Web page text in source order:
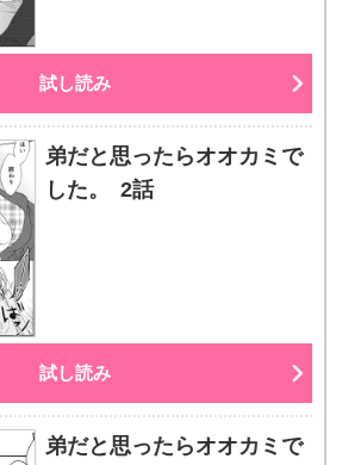
試し読み
弟だと思ったらオオカミで
した。 2話
試し読み
弟だと思ったらオオカミで